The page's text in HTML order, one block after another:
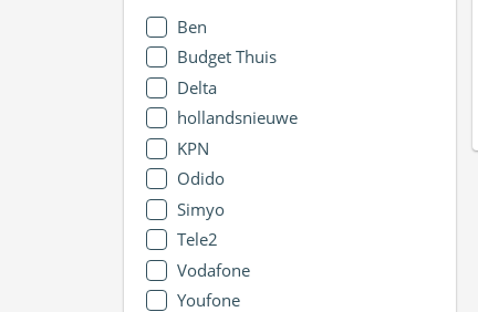
Ben
Budget Thuis
Delta
hollandsnieuwe
KPN
Odido
Simyo
Tele2
Vodafone
Youfone